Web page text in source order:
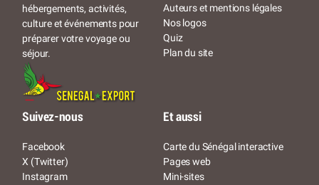
hébergements, activités,
culture et événements pour
préparer votre voyage ou
séjour.
Auteurs et mentions légales
Nos logos
Quiz
Plan du site
Suivez-nous
Facebook
X (Twitter)
Instagram
Et aussi
Carte du Sénégal interactive
Pages web
Mini-sites